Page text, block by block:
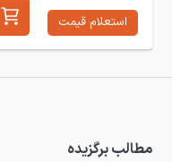
استعلام قیمت
مطالب برگزیده